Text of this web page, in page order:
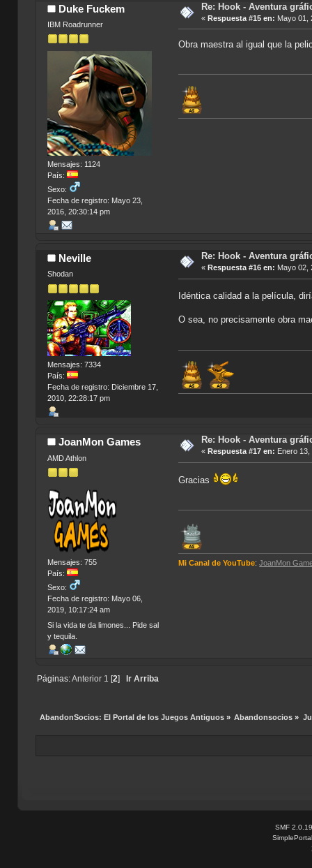
Duke Fuckem
IBM Roadrunner
Mensajes: 1124
País:
Sexo:
Fecha de registro: Mayo 23,
2016, 20:30:14 pm
Re: Hook - Aventura
« Respuesta #15 en: Mayo 01,
Obra maestra al igual que la
Neville
Shodan
Mensajes: 7334
País:
Fecha de registro: Diciembre 17,
2010, 22:28:17 pm
Re: Hook - Aventura
« Respuesta #16 en: Mayo 02,
Idéntica calidad a la película,
O sea, no precisamente obra
JoanMon Games
AMD Athlon
Mensajes: 755
País:
Sexo:
Fecha de registro: Mayo 06,
2019, 10:17:24 am
Si la vida te da limones... Pide sal
y tequila.
Re: Hook - Aventura
« Respuesta #17 en: Enero
Gracias
Mi Canal de YouTube:JoanMon
Páginas:Anterior 1 2 Ir Arriba
AbandonSocios: El Portal de los Juegos Antiguos» Abandonsocios »
SMF 2.0.19